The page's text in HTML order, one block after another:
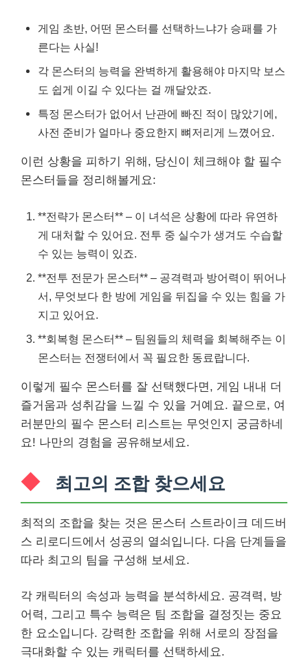
게임 초반, 어떤 몬스터를 선택하느냐가 승패를 가
른다는 사실!
각 몬스터의 능력을 완벽하게 활용해야 마지막 보스
도 쉽게 이길 수 있다는 걸 깨달았죠.
특정 몬스터가 없어서 난관에 빠진 적이 많았기에,
사전 준비가 얼마나 중요한지 뼈저리게 느꼈어요.
이런 상황을 피하기 위해, 당신이 체크해야 할 필수
몬스터들을 정리해볼게요:
**전략가 몬스터** – 이 녀석은 상황에 따라 유연하
게 대처할 수 있어요. 전투 중 실수가 생겨도 수습할
수 있는 능력이 있죠.
**전투 전문가 몬스터** – 공격력과 방어력이 뛰어나
서, 무엇보다 한 방에 게임을 뒤집을 수 있는 힘을 가
지고 있어요.
**회복형 몬스터** – 팀원들의 체력을 회복해주는 이
몬스터는 전쟁터에서 꼭 필요한 동료랍니다.
이렇게 필수 몬스터를 잘 선택했다면, 게임 내내 더
즐거움과 성취감을 느낄 수 있을 거예요. 끝으로, 여
러분만의 필수 몬스터 리스트는 무엇인지 궁금하네
요! 나만의 경험을 공유해보세요.
최고의 조합 찾으세요
최적의 조합을 찾는 것은 몬스터 스트라이크 데드버
스 리로디드에서 성공의 열쇠입니다. 다음 단계들을
따라 최고의 팀을 구성해 보세요.
각 캐릭터의 속성과 능력을 분석하세요. 공격력, 방
어력, 그리고 특수 능력은 팀 조합을 결정짓는 중요
한 요소입니다. 강력한 조합을 위해 서로의 장점을
극대화할 수 있는 캐릭터를 선택하세요.